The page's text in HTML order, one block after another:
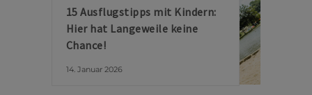
15 Ausflugstipps mit Kindern:
Hier hat Langeweile keine
Chance!
14. Januar 2026